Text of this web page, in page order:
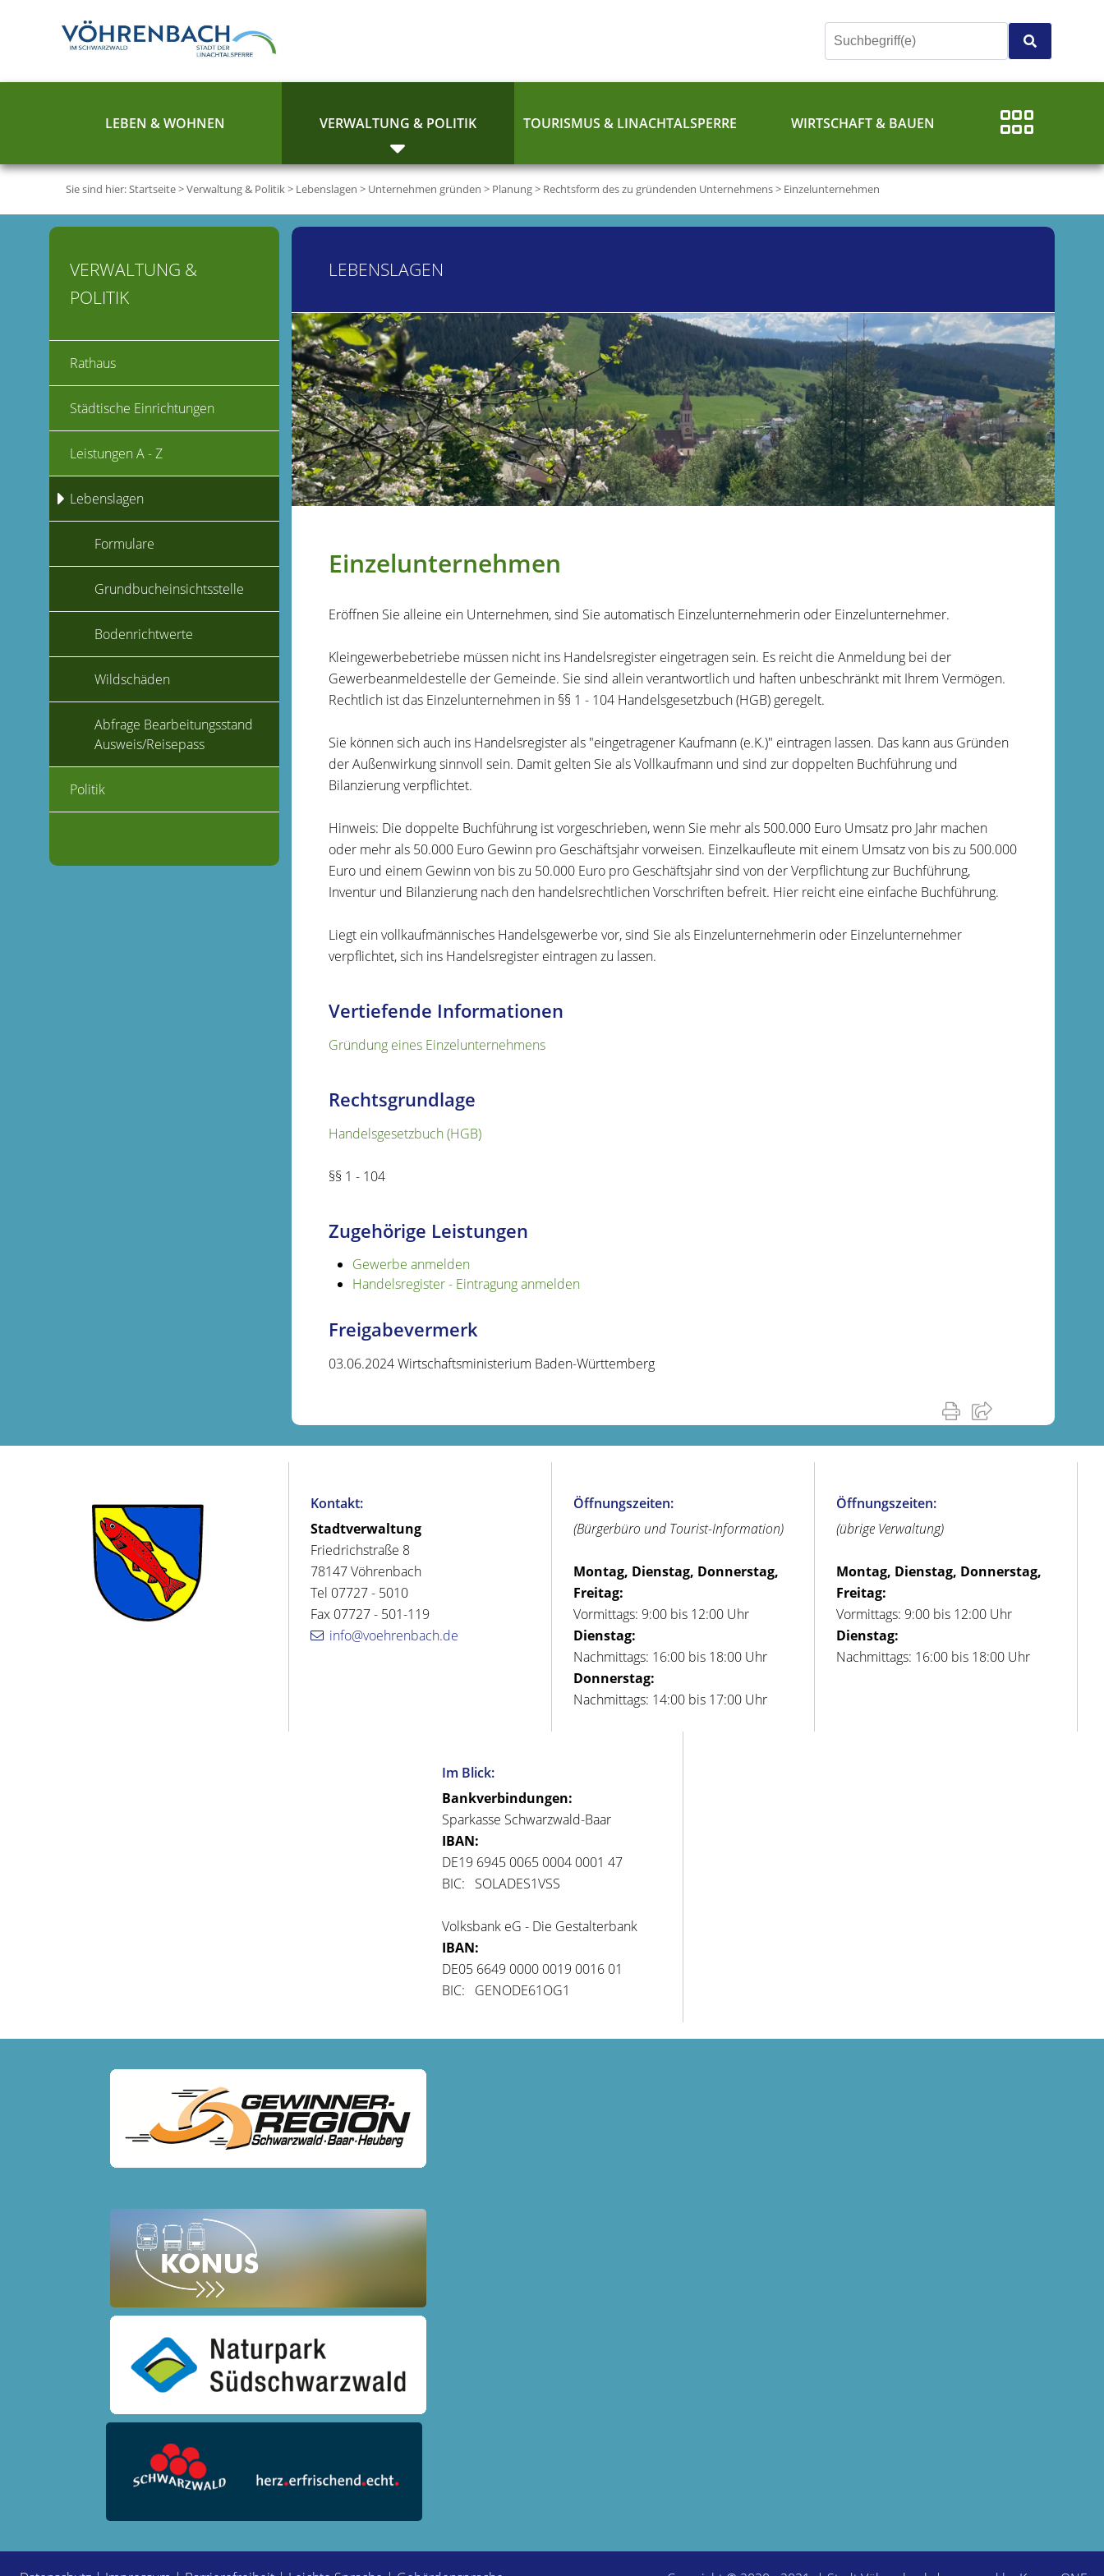
LEBEN & WOHNEN VERWALTUNG & POLITIK TOURISMUS & LINACHTALSPERRE WIRTSCHAFT & BAUEN
Sie sind hier:Startseite>Verwaltung & Politik> Lebenslagen > Unternehmen gründen > Planung> Rechtsform des zu gründenden Unternehmens> Einzelunternehmen
LEBENSLAGEN
Einzelunternehmen
Eröffnen Sie alleine ein Unternehmen, sind Sie automatisch Einzelunternehmerin oder Einzelunternehmer.
Kleingewerbebetriebe müssen nicht ins Handelsregister eingetragen sein. Es reicht die Anmeldung bei der
Gewerbeanmeldestelle der Gemeinde. Sie sind allein verantwortlich und haften unbeschränkt mit Ihrem Vermögen.
Rechtlich ist das Einzelunternehmen in §§ 1 - 104 Handelsgesetzbuch (HGB) geregelt.
Sie können sich auch ins Handelsregister als "eingetragener Kaufmann (e.K.)" eintragen lassen. Das kann aus Gründen
der Außenwirkung sinnvoll sein. Damit gelten Sie als Vollkaufmann und sind zur doppelten Buchführung und
Bilanzierung verpflichtet.
Hinweis: Die doppelte Buchführung ist vorgeschrieben, wenn Sie mehr als 500.000 Euro Umsatz pro Jahr machen
oder mehr als 50.000 Euro Gewinn pro Geschäftsjahr vorweisen. Einzelkaufleute mit einem Umsatz von bis zu 500.000
Euro und einem Gewinn von bis zu 50.000 Euro pro Geschäftsjahr sind von der Verpflichtung zur Buchführung,
Inventur und Bilanzierung nach den handelsrechtlichen Vorschriften befreit. Hier reicht eine einfache Buchführung.
Liegt ein vollkaufmännisches Handelsgewerbe vor, sind Sie als Einzelunternehmerin oder Einzelunternehmer
verpflichtet, sich ins Handelsregister eintragen zu lassen.
Vertiefende Informationen
Gründung eines Einzelunternehmens
Rechtsgrundlage
Handelsgesetzbuch (HGB)
§§ 1 - 104
Zugehörige Leistungen
Gewerbe anmelden
Handelsregister - Eintragung anmelden
Freigabevermerk
03.06.2024 Wirtschaftsministerium Baden-Württemberg
VERWALTUNG &
POLITIK
Rathaus
Städtische Einrichtungen
Leistungen A - Z
Lebenslagen
Formulare
Grundbucheinsichtsstelle
Bodenrichtwerte
Wildschäden
Abfrage Bearbeitungsstand
Ausweis/Reisepass
Politik
Kontakt:
Stadtverwaltung
Friedrichstraße 8
78147 Vöhrenbach
Tel 07727 - 5010
Fax 07727 - 501-119
info@voehrenbach.de
Öffnungszeiten:
(Bürgerbüro und Tourist-Information)
Montag, Dienstag, Donnerstag,
Freitag:
Vormittags: 9:00 bis 12:00 Uhr
Dienstag:
Nachmittags: 16:00 bis 18:00 Uhr
Donnerstag:
Nachmittags: 14:00 bis 17:00 Uhr
Öffnungszeiten:
(übrige Verwaltung)
Montag, Dienstag, Donnerstag,
Freitag:
Vormittags: 9:00 bis 12:00 Uhr
Dienstag:
Nachmittags: 16:00 bis 18:00 Uhr
Im Blick:
Bankverbindungen:
Sparkasse Schwarzwald-Baar
IBAN:
DE19 6945 0065 0004 0001 47
BIC: SOLADES1VSS
Volksbank eG - Die Gestalterbank
IBAN:
DE05 6649 0000 0019 0016 01
BIC: GENODE61OG1